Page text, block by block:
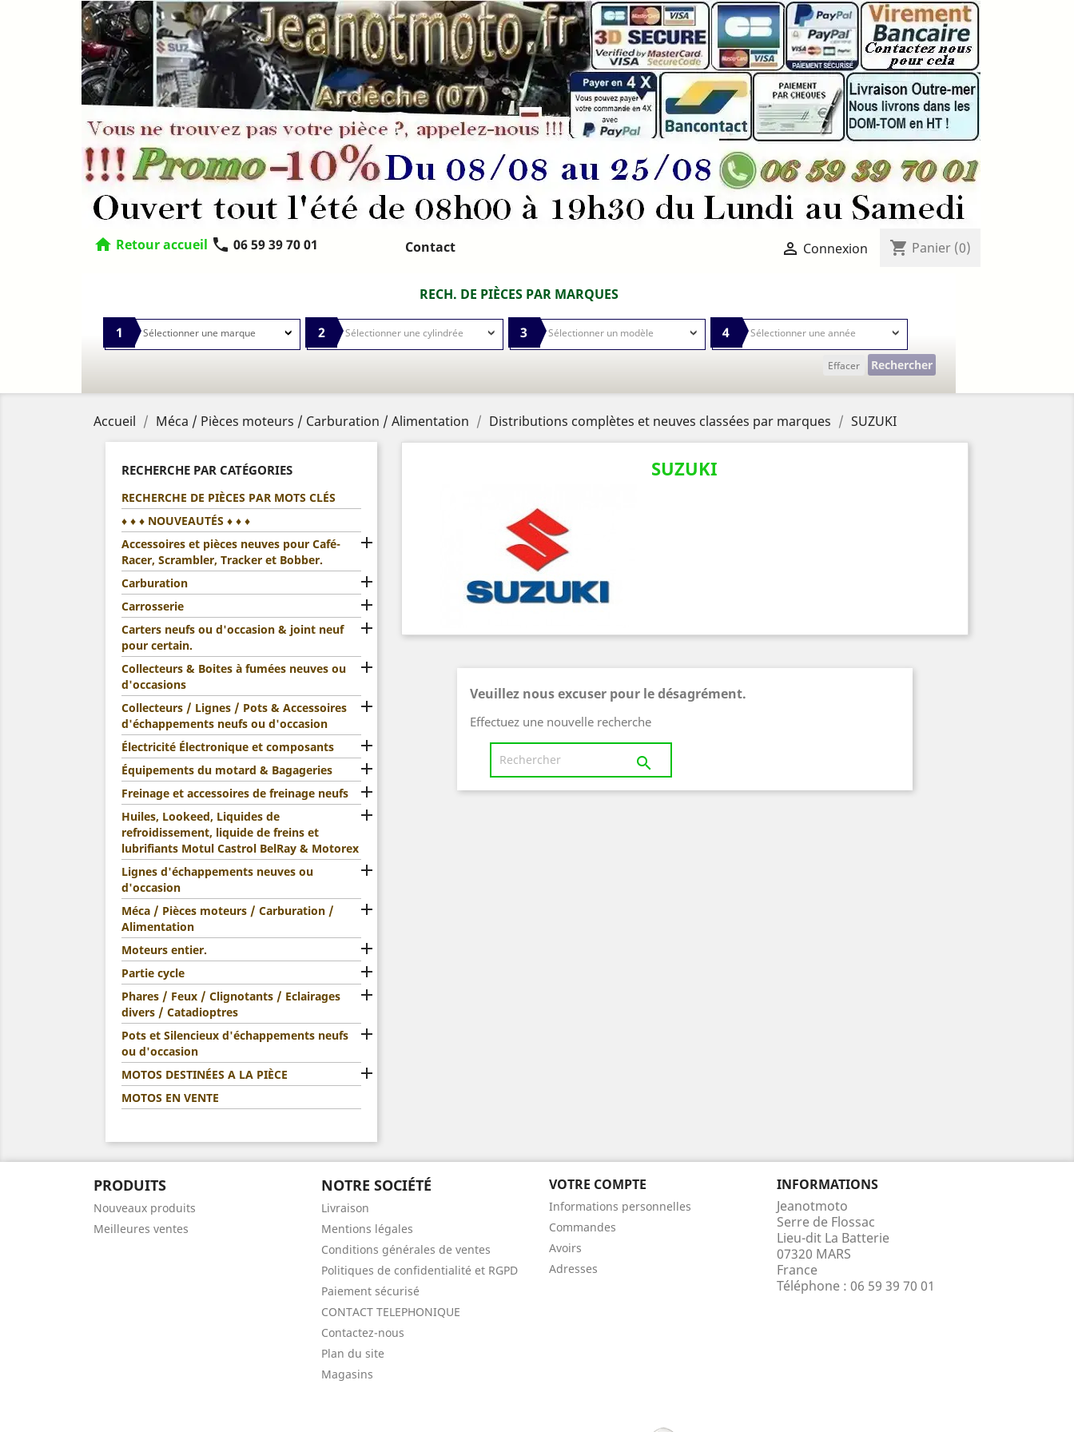
home Retour accueil phone 06 59 39 70 01 Contact  Connexion shopping_cart Panier (0)
RECH. DE PIÈCES PAR MARQUES
1 2 3 4
Effacer Rechercher
Accueil Méca / Pièces moteurs / Carburation / Alimentation Distributions complètes et neuves classées par marques SUZUKI
RECHERCHE PAR CATÉGORIES
RECHERCHE DE PIÈCES PAR MOTS CLÉS
♦ ♦ ♦ NOUVEAUTÉS ♦ ♦ ♦
Accessoires et pièces neuves pour Café-
Racer, Scrambler, Tracker et Bobber.

Carburation 
Carrosserie 
Carters neufs ou d'occasion & joint neuf
pour certain.

Collecteurs & Boites à fumées neuves ou
d'occasions

Collecteurs / Lignes / Pots & Accessoires
d'échappements neufs ou d'occasion

Électricité Électronique et composants 
Équipements du motard & Bagageries 
Freinage et accessoires de freinage neufs 
Huiles, Lookeed, Liquides de
refroidissement, liquide de freins et
lubrifiants Motul Castrol BelRay & Motorex

Lignes d'échappements neuves ou
d'occasion

Méca / Pièces moteurs / Carburation /
Alimentation

Moteurs entier. 
Partie cycle 
Phares / Feux / Clignotants / Eclairages
divers / Catadioptres

Pots et Silencieux d'échappements neufs
ou d'occasion

MOTOS DESTINÉES A LA PIÈCE 
MOTOS EN VENTE
SUZUKI
Veuillez nous excuser pour le désagrément.
Effectuez une nouvelle recherche

PRODUITS
Nouveaux produits
Meilleures ventes
NOTRE SOCIÉTÉ
Livraison
Mentions légales
Conditions générales de ventes
Politiques de confidentialité et RGPD
Paiement sécurisé
CONTACT TELEPHONIQUE
Contactez-nous
Plan du site
Magasins
VOTRE COMPTE
Informations personnelles
Commandes
Avoirs
Adresses
INFORMATIONS
Jeanotmoto
Serre de Flossac
Lieu-dit La Batterie
07320 MARS
France
Téléphone : 06 59 39 70 01